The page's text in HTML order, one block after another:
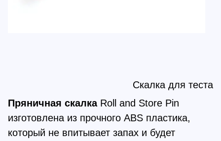
Скалка для теста
Пряничная скалкаRoll and Store Pin
изготовлена из прочного ABS пластика,
который не впитывает запах и будет